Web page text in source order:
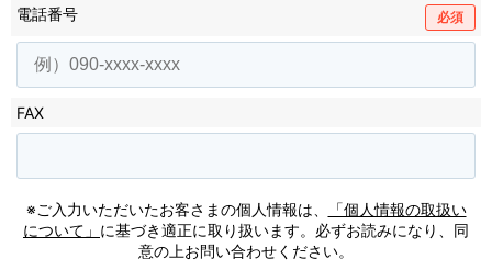
電話番号 必須
FAX
※ご入力いただいたお客さまの個人情報は、
「個人情報の取扱い
について」 に基づき適正に取り扱います。必ずお読みになり、同
意の上お問い合わせください。